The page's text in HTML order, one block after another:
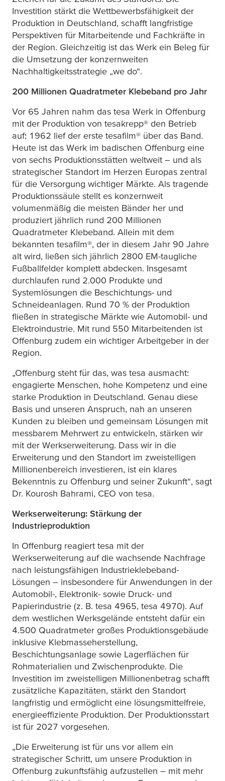
Investition stärkt die Wettbewerbsfähigkeit der
Produktion in Deutschland, schafft langfristige
Perspektiven für Mitarbeitende und Fachkräfte in
der Region. Gleichzeitig ist das Werk ein Beleg für
die Umsetzung der konzernweiten
Nachhaltigkeitsstrategie „we do“.
200 Millionen Quadratmeter Klebeband pro Jahr
Vor 65 Jahren nahm das tesa Werk in Offenburg
mit der Produktion von tesakrepp® den Betrieb
auf; 1962 lief der erste tesafilm® über das Band.
Heute ist das Werk im badischen Offenburg eine
von sechs Produktionsstätten weltweit – und als
strategischer Standort im Herzen Europas zentral
für die Versorgung wichtiger Märkte. Als tragende
Produktionssäule stellt es konzernweit
volumenmäßig die meisten Bänder her und
produziert jährlich rund 200 Millionen
Quadratmeter Klebeband. Allein mit dem
bekannten tesafilm®, der in diesem Jahr 90 Jahre
alt wird, ließen sich jährlich 2800 EM-taugliche
Fußballfelder komplett abdecken. Insgesamt
durchlaufen rund 2.000 Produkte und
Systemlösungen die Beschichtungs- und
Schneideanlagen. Rund 70 % der Produktion
fließen in strategische Märkte wie Automobil- und
Elektroindustrie. Mit rund 550 Mitarbeitenden ist
Offenburg zudem ein wichtiger Arbeitgeber in der
Region.
„Offenburg steht für das, was tesa ausmacht:
engagierte Menschen, hohe Kompetenz und eine
starke Produktion in Deutschland. Genau diese
Basis und unseren Anspruch, nah an unseren
Kunden zu bleiben und gemeinsam Lösungen mit
messbarem Mehrwert zu entwickeln, stärken wir
mit der Werkserweiterung. Dass wir in die
Erweiterung und den Standort im zweistelligen
Millionenbereich investieren, ist ein klares
Bekenntnis zu Offenburg und seiner Zukunft“, sagt
Dr. Kourosh Bahrami, CEO von tesa.
Werkserweiterung: Stärkung der
Industrieproduktion
In Offenburg reagiert tesa mit der
Werkserweiterung auf die wachsende Nachfrage
nach leistungsfähigen Industrieklebeband-
Lösungen – insbesondere für Anwendungen in der
Automobil-, Elektronik- sowie Druck- und
Papierindustrie (z. B. tesa 4965, tesa 4970). Auf
dem westlichen Werksgelände entsteht dafür ein
4.500 Quadratmeter großes Produktionsgebäude
inklusive Klebmasseherstellung,
Beschichtungsanlage sowie Lagerflächen für
Rohmaterialien und Zwischenprodukte. Die
Investition im zweistelligen Millionenbetrag schafft
zusätzliche Kapazitäten, stärkt den Standort
langfristig und ermöglicht eine lösungsmittelfreie,
energieeffiziente Produktion. Der Produktionsstart
ist für 2027 vorgesehen.
„Die Erweiterung ist für uns vor allem ein
strategischer Schritt, um unsere Produktion in
Offenburg zukunftsfähig aufzustellen – mit mehr